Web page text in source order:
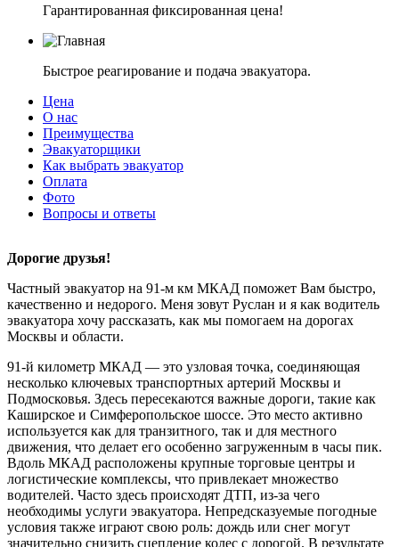
Гарантированная фиксированная цена!
Быстрое реагирование и подача эвакуатора.
Цена
О нас
Преимущества
Эвакуаторщики
Как выбрать эвакуатор
Оплата
Фото
Вопросы и ответы
Дорогие друзья!
Частный эвакуатор на 91-м км МКАД поможет Вам быстро,
качественно и недорого. Меня зовут Руслан и я как водитель
эвакуатора хочу рассказать, как мы помогаем на дорогах
Москвы и области.
91-й километр МКАД — это узловая точка, соединяющая
несколько ключевых транспортных артерий Москвы и
Подмосковья. Здесь пересекаются важные дороги, такие как
Каширское и Симферопольское шоссе. Это место активно
используется как для транзитного, так и для местного
движения, что делает его особенно загруженным в часы пик.
Вдоль МКАД расположены крупные торговые центры и
логистические комплексы, что привлекает множество
водителей. Часто здесь происходят ДТП, из-за чего
необходимы услуги эвакуатора. Непредсказуемые погодные
условия также играют свою роль: дождь или снег могут
значительно снизить сцепление колес с дорогой. В результате